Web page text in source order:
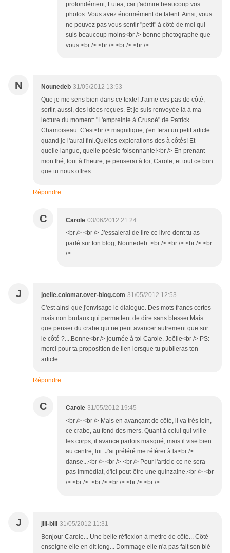
profondément, Lutea, car j'admire beaucoup vos
photos. Vous avez énormément de talent. Ainsi, vous
ne pouvez pas vous sentir "petit" à côté de moi qui
suis beaucoup moins<br /> bonne photographe que
vous.<br /> <br /> <br /> <br />
N Nounedeb 31/05/2012 13:53
Que je me sens bien dans ce texte! J'aime ces pas de côté,
sortir, aussi, des idées reçues. Et je suis renvoyée là à ma
lecture du moment: "L'empreinte à Crusoé" de Patrick
Chamoiseau. C'est<br /> magnifique, j'en ferai un petit article
quand je l'aurai fini.Quelles explorations des à côtés! Et
quelle langue, quelle poésie foisonnante!<br /> En prenant
mon thé, tout à l'heure, je penserai à toi, Carole, et tout ce bon
que tu nous offres.
Répondre
C Carole 03/06/2012 21:24
<br /> <br /> J'essaierai de lire ce livre dont tu as
parlé sur ton blog, Nounedeb. <br /> <br /> <br /> <br
/>
J joelle.colomar.over-blog.com 31/05/2012 12:53
C'est ainsi que j'envisage le dialogue. Des mots francs certes
mais non brutaux qui permettent de dire sans blesser.Mais
que penser du crabe qui ne peut avancer autrement que sur
le côté ?....Bonne<br /> journée à toi Carole. Joëlle<br /> PS:
merci pour ta proposition de lien lorsque tu publieras ton
article
Répondre
C Carole 31/05/2012 19:45
<br /> <br /> Mais en avançant de côté, il va très loin,
ce crabe, au fond des mers. Quant à celui qui vrille
les corps, il avance parfois masqué, mais il vise bien
au centre, lui. J'ai préféré me référer à la<br />
danse...<br /> <br /> <br /> Pour l'article ce ne sera
pas immédiat, d'ici peut-être une quinzaine.<br /> <br
/> <br /> <br /> <br /> <br /> <br />
J jill-bill
31/05/2012 11:31
Bonjour Carole... Une belle réflexion à mettre de côté... Côté
enseigne elle en dit long... Dommage elle n'a pas fait son blé